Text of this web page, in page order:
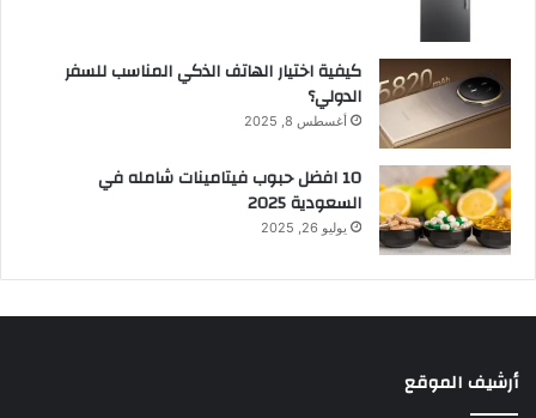
كيفية اختيار الهاتف الذكي المناسب للسفر
الدولي؟
أغسطس 8, 2025
10 افضل حبوب فيتامينات شامله​ في
السعودية 2025
يوليو 26, 2025
أرشيف الموقع